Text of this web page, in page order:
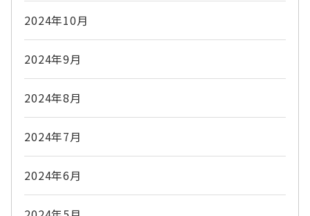
2024年10月
2024年9月
2024年8月
2024年7月
2024年6月